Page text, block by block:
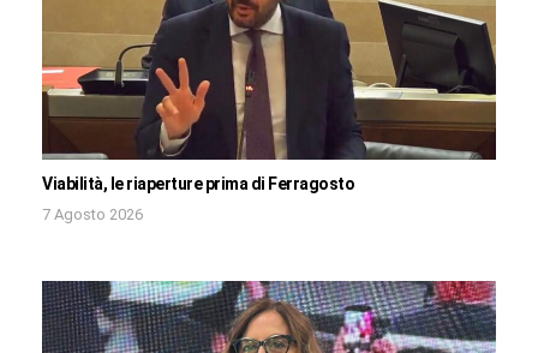
Viabilità, le riaperture prima di Ferragosto
7 Agosto 2026